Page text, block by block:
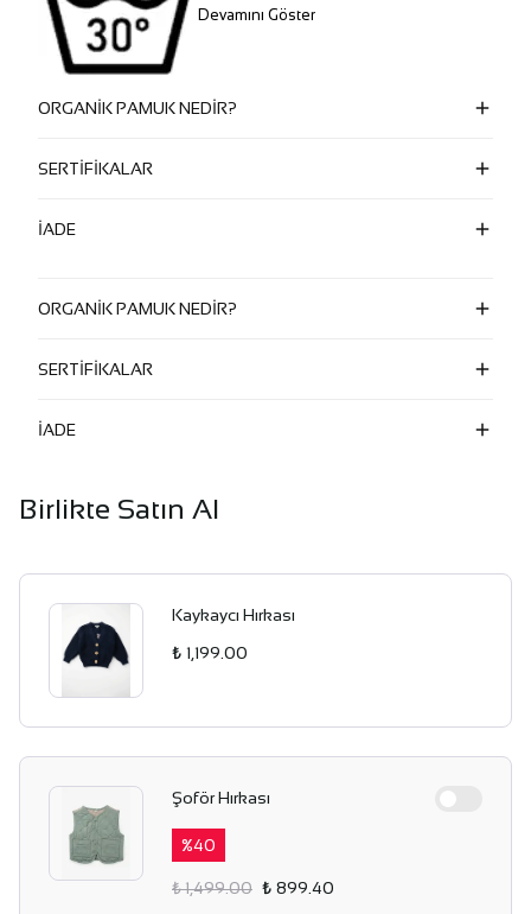
Devamını Göster
ORGANİK PAMUK NEDİR?
SERTİFİKALAR
İADE
ORGANİK PAMUK NEDİR?
SERTİFİKALAR
İADE
Birlikte Satın Al
Kaykaycı Hırkası
₺ 1,199.00
Şoför Hırkası
%40
₺ 1,499.00 ₺ 899.40